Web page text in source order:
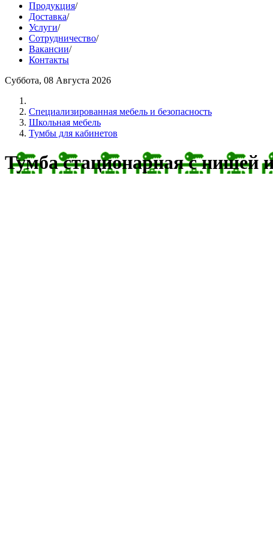
Продукция/
Доставка/
Услуги/
Сотрудничество/
Вакансии/
Контакты
Суббота, 08 Августа 2026
Cпециализированная мебель и безопасность
Школьная мебель
Тумбы для кабинетов
Тумба стационарная с